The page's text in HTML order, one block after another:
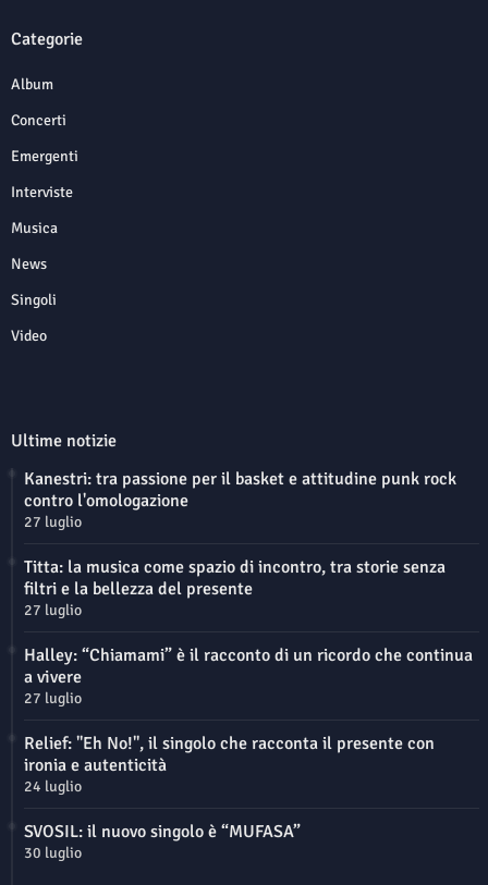
Categorie
Album
Concerti
Emergenti
Interviste
Musica
News
Singoli
Video
Ultime notizie
Kanestri: tra passione per il basket e attitudine punk rock
contro l'omologazione
27 luglio
Titta: la musica come spazio di incontro, tra storie senza
filtri e la bellezza del presente
27 luglio
Halley: “Chiamami” è il racconto di un ricordo che continua
a vivere
27 luglio
Relief: "Eh No!", il singolo che racconta il presente con
ironia e autenticità
24 luglio
SVOSIL: il nuovo singolo è “MUFASA”
30 luglio